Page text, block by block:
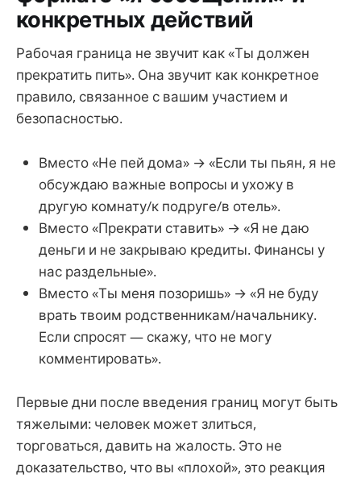
конкретных действий
Рабочая граница не звучит как «Ты должен
прекратить пить». Она звучит как конкретное
правило, связанное с вашим участием и
безопасностью.
Вместо «Не пей дома» → «Если ты пьян, я не
обсуждаю важные вопросы и ухожу в
другую комнату/к подруге/в отель».
Вместо «Прекрати ставить» → «Я не даю
деньги и не закрываю кредиты. Финансы у
нас раздельные».
Вместо «Ты меня позоришь» → «Я не буду
врать твоим родственникам/начальнику.
Если спросят — скажу, что не могу
комментировать».
Первые дни после введения границ могут быть
тяжелыми: человек может злиться,
торговаться, давить на жалость. Это не
доказательство, что вы «плохой», это реакция